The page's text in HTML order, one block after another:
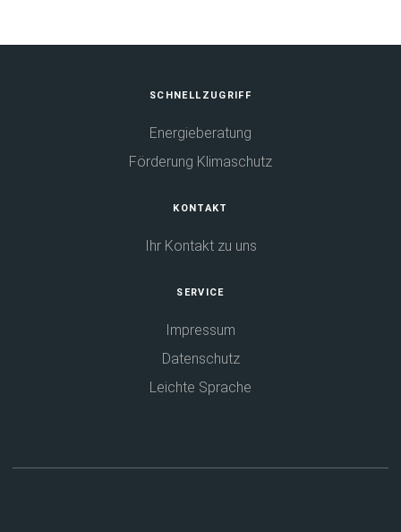
SCHNELLZUGRIFF
Energieberatung
Förderung Klimaschutz
KONTAKT
Ihr Kontakt zu uns
SERVICE
Impressum
Datenschutz
Leichte Sprache